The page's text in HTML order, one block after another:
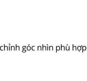
góc nhìn phù hợp